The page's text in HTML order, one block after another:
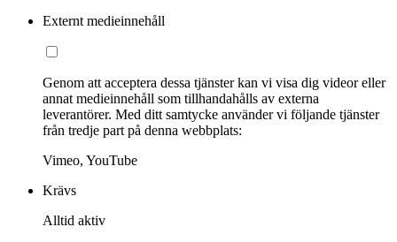
Externt medieinnehåll
Genom att acceptera dessa tjänster kan vi visa dig videor eller
annat medieinnehåll som tillhandahålls av externa
leverantörer. Med ditt samtycke använder vi följande tjänster
från tredje part på denna webbplats:
Vimeo, YouTube
Krävs
Alltid aktiv